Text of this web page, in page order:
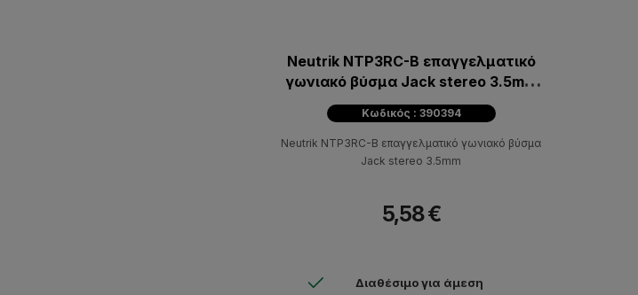
Neutrik NTP3RC-B επαγγελματικό
γωνιακό βύσμα Jack stereo 3.5mm
μαύρο με επίχρυσες επαφές
Κωδικός : 390394
Neutrik NTP3RC-B επαγγελματικό γωνιακό βύσμα
Jack stereo 3.5mm
5,58 €
Διαθέσιμο για άμεση